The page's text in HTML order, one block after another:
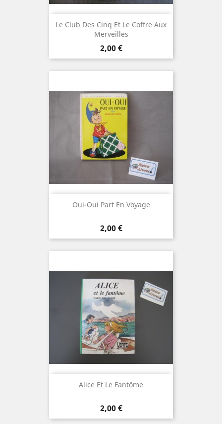
Le Club Des Cinq Et Le Coffre Aux
Merveilles
Prix
2,00 €
Oui-Oui Part En Voyage
Prix
2,00 €
Alice Et Le Fantôme
Prix
2,00 €